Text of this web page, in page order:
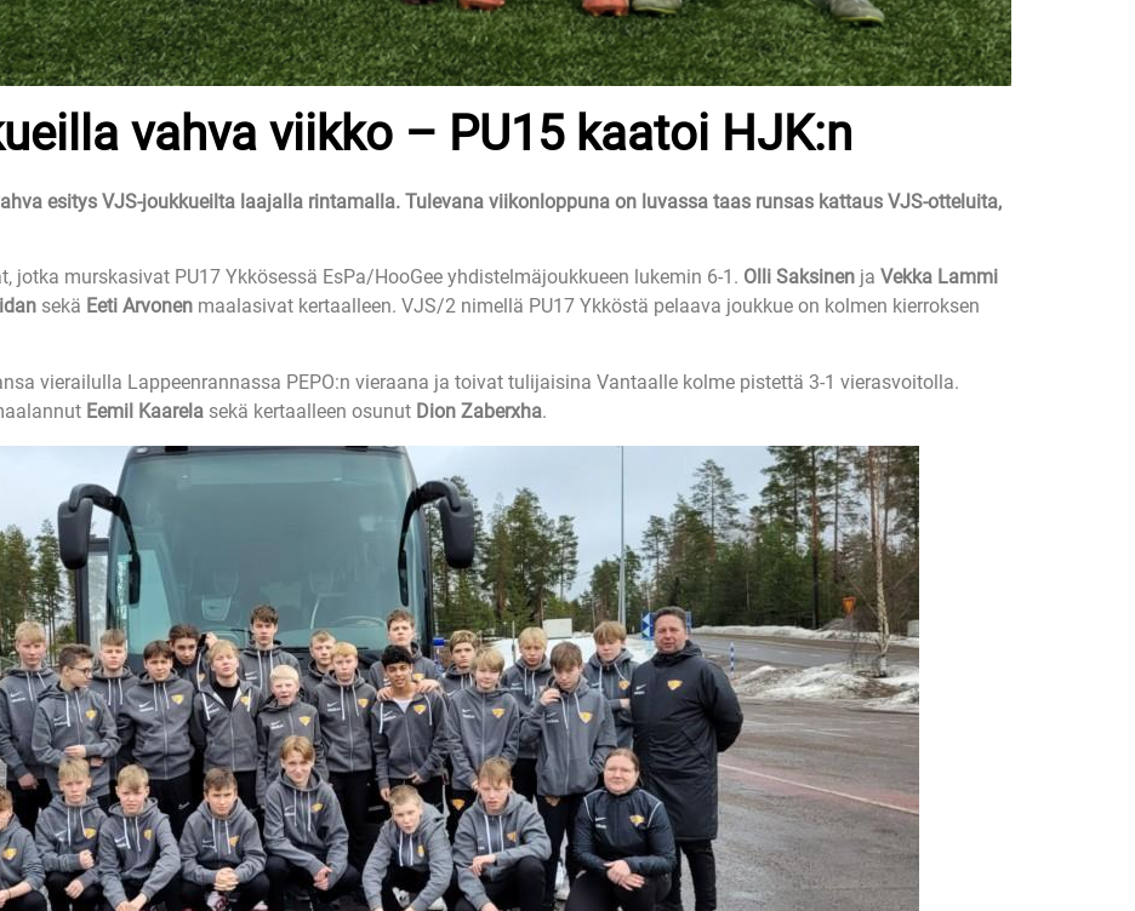
vahva viikko – PU15 kaatoi HJK:n
esitys VJS-joukkueilta laajalla rintamalla. Tulevana viikonloppuna on luvassa taas runsas kattaus VJS-otteluita,
jotka murskasivat PU17 Ykkösessä EsPa/HooGee yhdistelmäjoukkueen lukemin 6-1. Olli Saksinen ja Vekka Lammi
sekä Eeti Arvonen maalasivat kertaalleen. VJS/2 nimellä PU17 Ykköstä pelaava joukkue on kolmen kierroksen
vierailulla Lappeenrannassa PEPO:n vieraana ja toivat tulijaisina Vantaalle kolme pistettä 3-1 vierasvoitolla.
Eemil Kaarela sekä kertaalleen osunut Dion Zaberxha.